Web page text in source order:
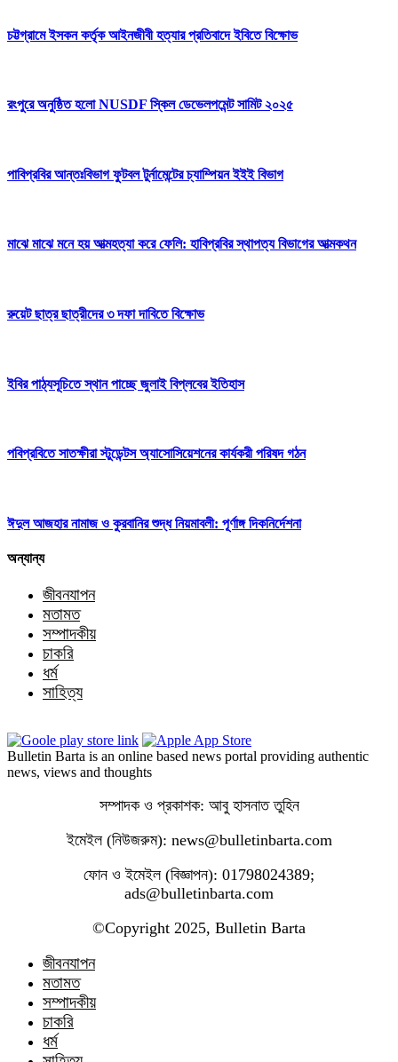
চট্টগ্রামে ইসকন কর্তৃক আইনজীবী হত্যার প্রতিবাদে ইবিতে বিক্ষোভ
রংপুরে অনুষ্ঠিত হলো NUSDF স্কিল ডেভেলপমেন্ট সামিট ২০২৫
পাবিপ্রবির আন্তঃবিভাগ ফুটবল টুর্নামেন্টের চ্যাম্পিয়ন ইইই বিভাগ
মাঝে মাঝে মনে হয় আত্মহত্যা করে ফেলি: হাবিপ্রবির স্থাপত্য বিভাগের আত্মকথন
রুয়েট ছাত্র ছাত্রীদের ৩ দফা দাবিতে বিক্ষোভ
ইবির পাঠ্যসূচিতে স্থান পাচ্ছে জুলাই বিপ্লবের ইতিহাস
পবিপ্রবিতে সাতক্ষীরা স্টুডেন্টস অ্যাসোসিয়েশনের কার্যকরী পরিষদ গঠন
ঈদুল আজহার নামাজ ও কুরবানির শুদ্ধ নিয়মাবলী: পূর্ণাঙ্গ দিকনির্দেশনা
অন্যান্য
জীবনযাপন
মতামত
সম্পাদকীয়
চাকরি
ধর্ম
সাহিত্য
Bulletin Barta is an online based news portal providing authentic
news, views and thoughts
সম্পাদক ও প্রকাশক: আবু হাসনাত তুহিন
ইমেইল (নিউজরুম): news@bulletinbarta.com
ফোন ও ইমেইল (বিজ্ঞাপন): 01798024389;
ads@bulletinbarta.com
©️Copyright 2025, Bulletin Barta
জীবনযাপন
মতামত
সম্পাদকীয়
চাকরি
ধর্ম